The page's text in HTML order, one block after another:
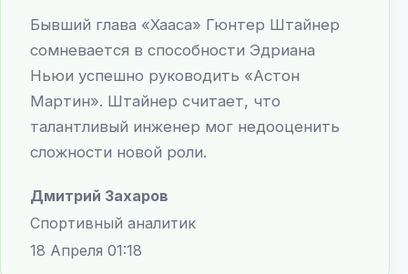
Бывший глава «Хааса» Гюнтер Штайнер
сомневается в способности Эдриана
Ньюи успешно руководить «Астон
Мартин». Штайнер считает, что
талантливый инженер мог недооценить
сложности новой роли.
Дмитрий Захаров
Спортивный аналитик
18 Апреля 01:18